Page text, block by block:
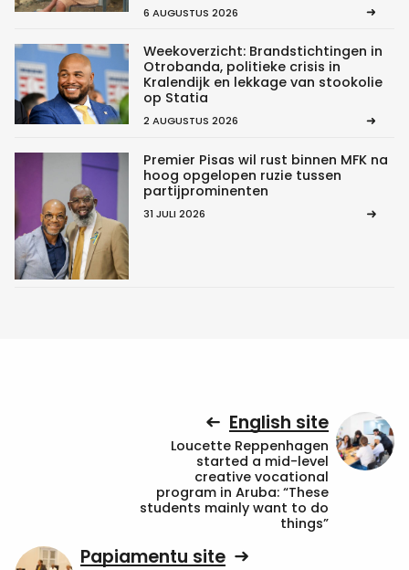
6 AUGUSTUS 2026
Weekoverzicht: Brandstichtingen in
Otrobanda, politieke crisis in
Kralendijk en lekkage van stookolie
op Statia
2 AUGUSTUS 2026
Premier Pisas wil rust binnen MFK na
hoog opgelopen ruzie tussen
partijprominenten
31 JULI 2026
English site
Loucette Reppenhagen
started a mid-level
creative vocational
program in Aruba: “These
students mainly want to do
things”
Papiamentu site